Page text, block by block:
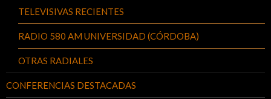
TELEVISIVAS RECIENTES
RADIO 580 AM UNIVERSIDAD (CÓRDOBA)
OTRAS RADIALES
CONFERENCIAS DESTACADAS